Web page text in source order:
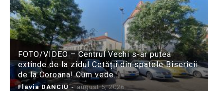
FOTO/VIDEO – Centrul Vechi s-ar putea
extinde de la zidul Cetății din spatele Bisericii
de la Coroana! Cum vede...
Flavia DANCIU - august 5, 2026